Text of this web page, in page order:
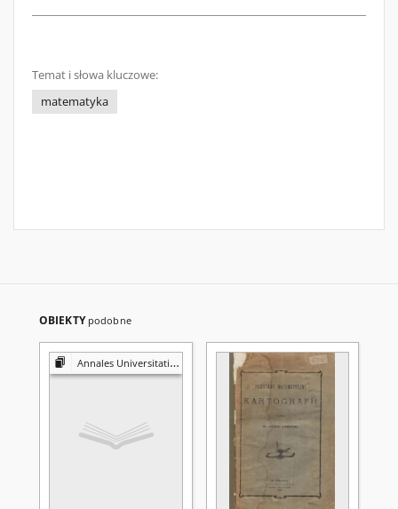
Temat i słowa kluczowe:
matematyka
OBIEKTY podobne
Annales Universitatis Mariae Curie-Skłodowska. Sectio A, Mathematica